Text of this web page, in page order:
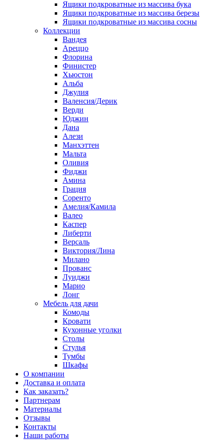
Ящики подкроватные из массива бука
Ящики подкроватные из массива березы
Ящики подкроватные из массива сосны
Коллекции
Вандея
Ареццо
Флорина
Финистер
Хьюстон
Альба
Джулия
Валенсия/Дерик
Верди
Юджин
Дана
Алези
Манхэттен
Мальта
Оливия
Фиджи
Амина
Грация
Соренто
Амелия/Камила
Валео
Каспер
Либерти
Версаль
Виктория/Лина
Милано
Прованс
Луиджи
Марио
Лонг
Мебель для дачи
Комоды
Кровати
Кухонные уголки
Столы
Стулья
Тумбы
Шкафы
О компании
Доставка и оплата
Как заказать?
Партнерам
Материалы
Отзывы
Контакты
Наши работы